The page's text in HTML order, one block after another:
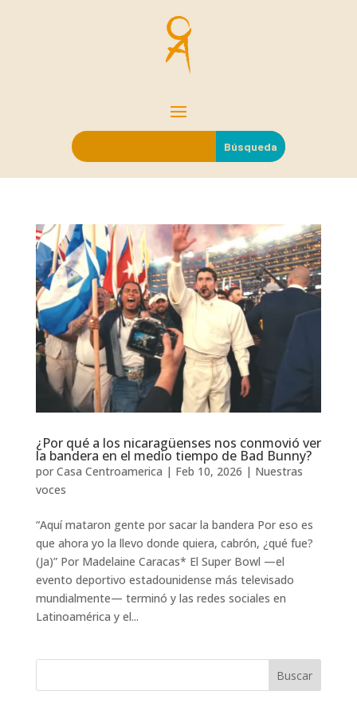
¿Por qué a los nicaragüenses nos conmovió ver
la bandera en el medio tiempo de Bad Bunny?
por Casa Centroamerica | Feb 10, 2026 | Nuestras
voces
“Aquí mataron gente por sacar la bandera Por eso es
que ahora yo la llevo donde quiera, cabrón, ¿qué fue?
(Ja)” Por Madelaine Caracas* El Super Bowl —el
evento deportivo estadounidense más televisado
mundialmente— terminó y las redes sociales en
Latinoamérica y el...
Buscar